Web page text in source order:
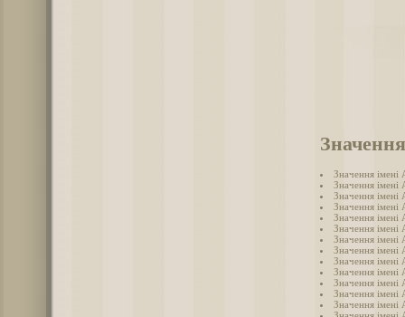
Значення імені
Значення імені
Значення імені
Значення імені
Значення імені
Значення імені
Значення імені
Значення імені
Значення імені
Значення імені
Значення імені
Значення імені
Значення імені